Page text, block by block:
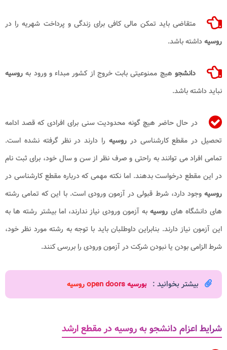
متقاضی باید تمکن مالی کافی برای زندگی و پرداخت شهریه را در
روسیهداشته باشد.
دانشجو هیچ ممنوعیتی بابت خروج از کشور مبداء و ورود به روسیه
نباید داشته باشد.
در حال حاضر هیچ گونه محدودیت سنی برای افرادی که قصد ادامه
تحصیل در مقطع کارشناسی درروسیه را دارند در نظر گرفته نشده است.
تمامی افراد می توانند به راحتی و صرف نظر از سن و سال خود، برای ثبت نام
در این مقطع درخواست بدهند. اما نکته مهمی که درباره مقطع کارشناسی در
روسیه وجود دارد، شرط قبولی در آزمون ورودی است. با این که تمامی رشته
های دانشگاه های روسیه به آزمون ورودی نیاز ندارند، اما بیشتر رشته ها به
این آزمون نیاز دارند. بنابراین داوطلبان باید با توجه به رشته مورد نظر خود،
شرط الزامی بودن یا نبودن شرکت در آزمون ورودی را بررسی کنند.
بیشتر بخوانید : بورسیه open doors روسیه​
شرایط اعزام دانشجو به روسیه در مقطع ارشد